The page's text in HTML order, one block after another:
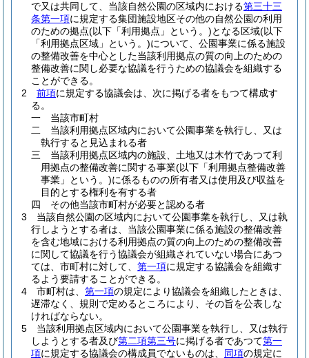
で又は共同して、当該自然公園の区域内における第三十三
条第一項に規定する集団施設地区その他の自然公園の利用
のための拠点(以下「利用拠点」という。)となる区域(以下
「利用拠点区域」という。)について、公園事業に係る施設
の整備改善を中心とした当該利用拠点の質の向上のための
整備改善に関し必要な協議を行うための協議会を組織する
ことができる。
2
前項に規定する協議会は、次に掲げる者をもつて構成す
る。
一
当該市町村
二
当該利用拠点区域内において公園事業を執行し、又は
執行すると見込まれる者
三
当該利用拠点区域内の施設、土地又は木竹であつて利
用拠点の整備改善に関する事業(以下「利用拠点整備改善
事業」という。)に係るものの所有者又は使用及び収益を
目的とする権利を有する者
四
その他当該市町村が必要と認める者
3
当該自然公園の区域内において公園事業を執行し、又は執
行しようとする者は、当該公園事業に係る施設の整備改善
を含む地域における利用拠点の質の向上のための整備改善
に関して協議を行う協議会が組織されていない場合にあつ
ては、市町村に対して、 第一項に規定する協議会を組織す
るよう要請することができる。
4
市町村は、 第一項の規定により協議会を組織したときは、
遅滞なく、規則で定めるところにより、その旨を公表しな
ければならない。
5
当該利用拠点区域内において公園事業を執行し、又は執行
しようとする者及び第二項第三号に掲げる者であつて第一
項に規定する協議会の構成員でないものは、 同項の規定に